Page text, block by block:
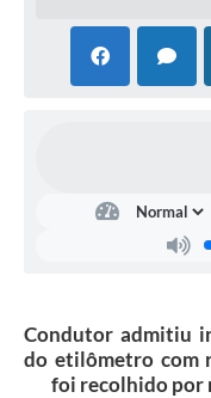
Associação dos
Vinhedo
Arquivos para Download
Contas Públicas
Legislação
Condutor admitiu
do etilômetro com
foi recolhido por